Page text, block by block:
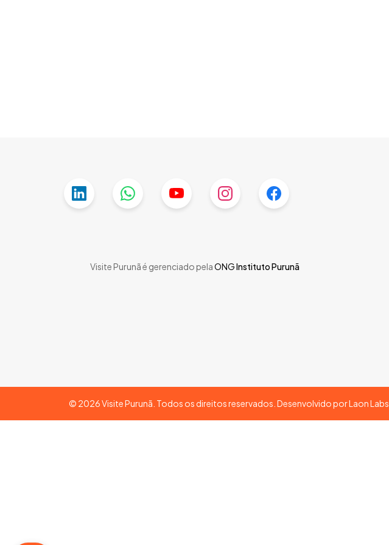
Visite Purunã é gerenciado pelaONGInstituto Purunã
© 2026Visite Purunã. Todos os direitos reservados. Desenvolvido porLaon Labs